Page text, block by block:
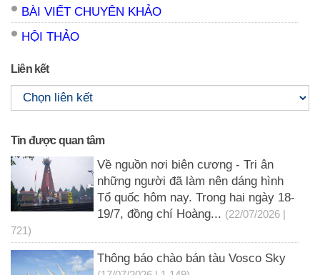
BÀI VIẾT CHUYÊN KHẢO
HỘI THẢO
Liên kết
Tin được quan tâm
Về nguồn nơi biên cương - Tri ân
những người đã làm nên dáng hình
Tổ quốc hôm nay. Trong hai ngày 18-
19/7, đồng chí Hoàng... (22/07/2026 |
721)
Thông báo chào bán tàu Vosco Sky